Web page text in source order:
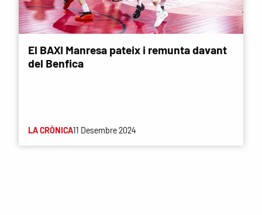
El BAXI Manresa pateix i remunta davant
del Benfica
LA CRÒNICA11 Desembre 2024